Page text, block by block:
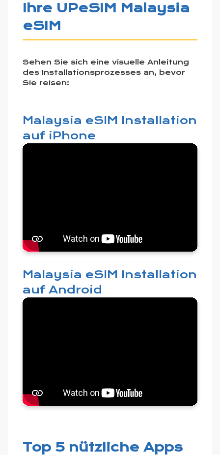
Ihre UPeSIM Malaysia
eSIM
Sehen Sie sich eine visuelle Anleitung
des Installationsprozesses an, bevor
Sie reisen:
Malaysia eSIM Installation
auf iPhone
Malaysia eSIM Installation
auf Android
Top 5 nützliche Apps